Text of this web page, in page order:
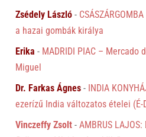
Zsédely László -
a hazai gombák királya
Erika - MADRIDI PIAC – Mercado
Miguel
Dr. Farkas Ágnes - INDIA
ezerízű India változatos ételei (É-
Vinczeffy Zsolt -AMBRUS